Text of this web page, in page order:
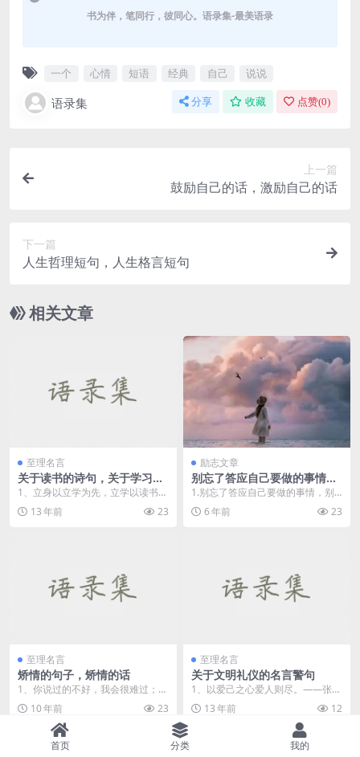
书为伴，笔同行，彼同心。语录集-最美语录
一个 心情 短语 经典 自己 说说
语录集 分享 收藏 点赞(0)
上一篇
鼓励自己的话，激励自己的话
下一篇
人生哲理短句，人生格言短句
相关文章
至理名言
关于读书的诗句，关于学习的
诗句
1、立身以立学为先，立学以读书为
本。——欧阳修 &nbs...
13 年前 23
励志文章
别忘了答应自己要做的事情，
无论有多难，有多远
1.别忘了答应自己要做的事情，别
忘了答应自己要去的地方，无论有
多难，有多远。 2...
6 年前 23
至理名言
矫情的句子，矫情的话
1、你说过的不好，我会很难过；你
说过的好，我会更难过。 2、我颠
覆...10 年前 23
至理名言
关于文明礼仪的名言警句
1、以爱己之心爱人则尽。——张载
仁 2、德...
13 年前 12
语录集
首页 分类 我的